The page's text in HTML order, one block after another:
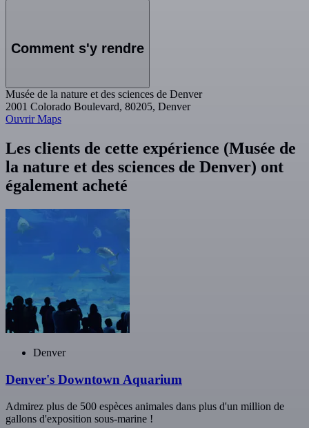
Comment s'y rendre
Musée de la nature et des sciences de Denver
2001 Colorado Boulevard, 80205, Denver
Ouvrir Maps
Les clients de cette expérience (Musée de
la nature et des sciences de Denver) ont
également acheté
Denver
Denver's Downtown Aquarium
Admirez plus de 500 espèces animales dans plus d'un million de
gallons d'exposition sous-marine !